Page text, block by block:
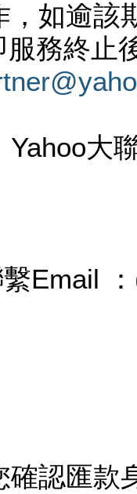
，如逾該
服務終止
大
Email
確認匯款